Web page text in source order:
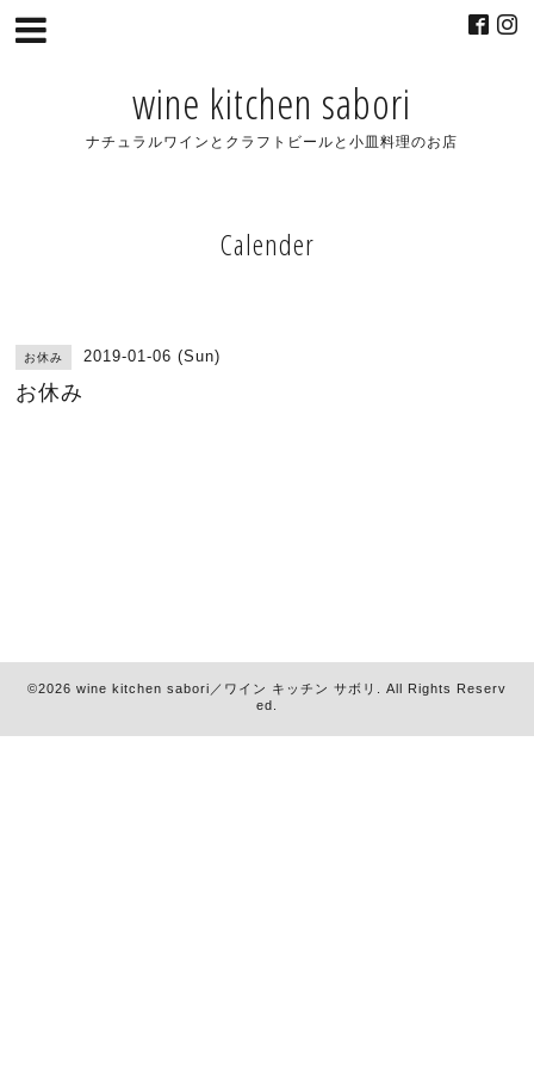
wine kitchen sabori
ナチュラルワインとクラフトビールと小皿料理のお店
Calender
お休み 2019-01-06 (Sun)
お休み
©2026 wine kitchen sabori／ワイン キッチン サボリ
. All Rights Reserv
ed.